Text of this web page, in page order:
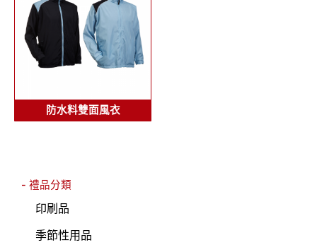
- 禮品分類
印刷品
季節性用品
防水料雙面風衣